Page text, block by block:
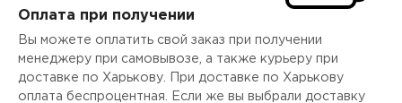
Оплата при получении
Вы можете оплатить свой заказ при получении
менеджеру при самовывозе, а также курьеру при
доставке по Харькову. При доставке по Харькову
оплата беспроцентная. Если же вы выбрали доставку